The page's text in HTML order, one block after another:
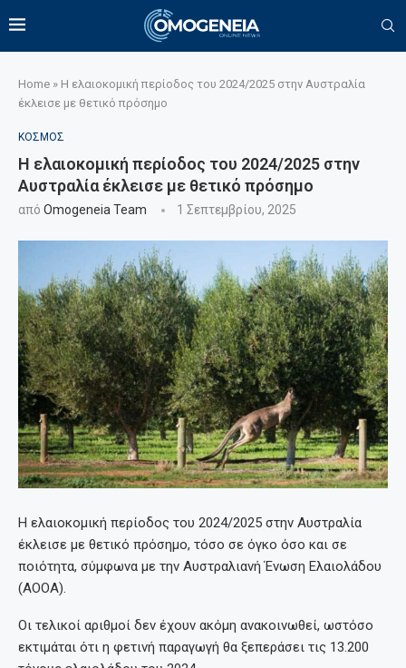
Home » Η ελαιοκομική περίοδος του 2024/2025 στην Αυστραλία
έκλεισε με θετικό πρόσημο
ΚΟΣΜΟΣ
Η ελαιοκομική περίοδος του 2024/2025 στην
Αυστραλία έκλεισε με θετικό πρόσημο
από Omogeneia Team 1 Σεπτεμβρίου, 2025
Η ελαιοκομική περίοδος του 2024/2025 στην Αυστραλία
έκλεισε με θετικό πρόσημο, τόσο σε όγκο όσο και σε
ποιότητα, σύμφωνα με την Αυστραλιανή Ένωση Ελαιολάδου
(AOOA).
Οι τελικοί αριθμοί δεν έχουν ακόμη ανακοινωθεί, ωστόσο
εκτιμάται ότι η φετινή παραγωγή θα ξεπεράσει τις 13.200